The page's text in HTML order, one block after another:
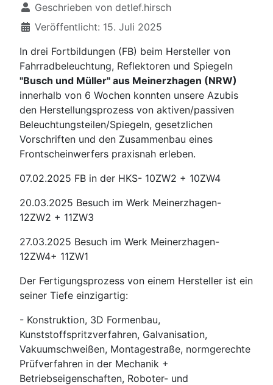
Geschrieben von detlef.hirsch
Veröffentlicht: 15. Juli 2025
In drei Fortbildungen (FB) beim Hersteller von
Fahrradbeleuchtung, Reflektoren und Spiegeln
"Busch und Müller" aus Meinerzhagen (NRW)
innerhalb von 6 Wochen konnten unsere Azubis
den Herstellungsprozess von aktiven/passiven
Beleuchtungsteilen/Spiegeln, gesetzlichen
Vorschriften und den Zusammenbau eines
Frontscheinwerfers praxisnah erleben.
07.02.2025 FB in der HKS- 10ZW2 + 10ZW4
20.03.2025 Besuch im Werk Meinerzhagen-
12ZW2 + 11ZW3
27.03.2025 Besuch im Werk Meinerzhagen-
12ZW4+ 11ZW1
Der Fertigungsprozess von einem Hersteller ist ein
seiner Tiefe einzigartig:
- Konstruktion, 3D Formenbau,
Kunststoffspritzverfahren, Galvanisation,
Vakuumschweißen, Montagestraße, normgerechte
Prüfverfahren in der Mechanik +
Betriebseigenschaften, Roboter- und